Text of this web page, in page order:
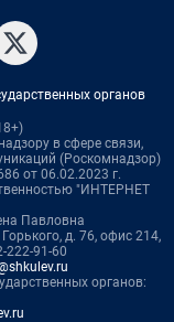
органов
в сфере связи,
(Роскомнадзор)
от 06.02.2023 г.
"ИНТЕРНЕТ
Павловна
д. 76, офис 214,
222-91-60
органов: